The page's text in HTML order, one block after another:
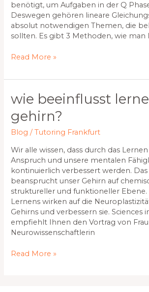
benötigt, um Aufgaben in der Q
Deswegen gehören lineare
absolut notwendigen Themen, die
sollten. Es gibt 3 Methoden, wie man
Read More »
wie beeinflusst
gehirn?
Blog /Tutoring Frankfurt
Wir alle wissen, dass durch das
Anspruch und unsere mentalen
kontinuierlich verbessert werden.
beansprucht unser Gehirn auf
struktureller und funktioneller Ebene.
Lernens wirken auf die
Gehirns und verbessern sie. Sciences
empfiehlt Ihnen den Vortrag von Frau
Neurowissenschaftlerin
Wie
beeinflusst
Lernen
unser
Gehirn?
Read More »